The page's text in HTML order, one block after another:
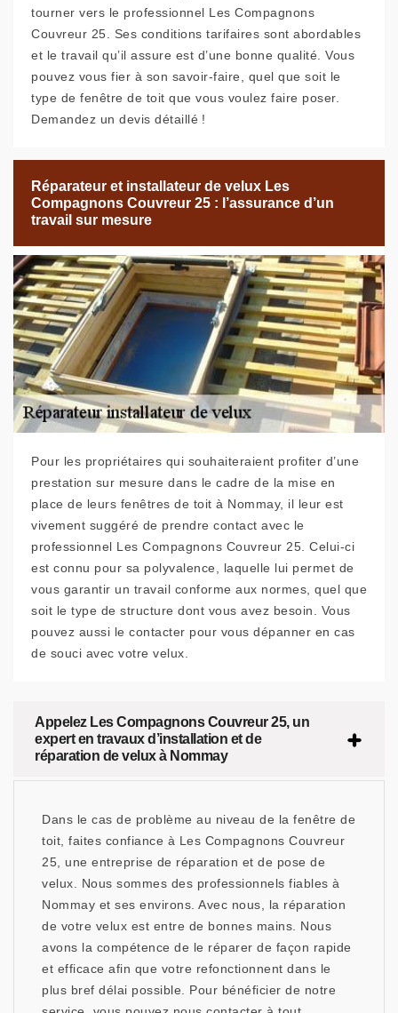
tourner vers le professionnel Les Compagnons
Couvreur 25. Ses conditions tarifaires sont abordables
et le travail qu’il assure est d’une bonne qualité. Vous
pouvez vous fier à son savoir-faire, quel que soit le
type de fenêtre de toit que vous voulez faire poser.
Demandez un devis détaillé !
Réparateur et installateur de velux Les
Compagnons Couvreur 25 : l’assurance d’un
travail sur mesure
Pour les propriétaires qui souhaiteraient profiter d’une
prestation sur mesure dans le cadre de la mise en
place de leurs fenêtres de toit à Nommay, il leur est
vivement suggéré de prendre contact avec le
professionnel Les Compagnons Couvreur 25. Celui-ci
est connu pour sa polyvalence, laquelle lui permet de
vous garantir un travail conforme aux normes, quel que
soit le type de structure dont vous avez besoin. Vous
pouvez aussi le contacter pour vous dépanner en cas
de souci avec votre velux.
Appelez Les Compagnons Couvreur 25, un
expert en travaux d’installation et de
réparation de velux à Nommay
Dans le cas de problème au niveau de la fenêtre de
toit, faites confiance à Les Compagnons Couvreur
25, une entreprise de réparation et de pose de
velux. Nous sommes des professionnels fiables à
Nommay et ses environs. Avec nous, la réparation
de votre velux est entre de bonnes mains. Nous
avons la compétence de le réparer de façon rapide
et efficace afin que votre refonctionnent dans le
plus bref délai possible. Pour bénéficier de notre